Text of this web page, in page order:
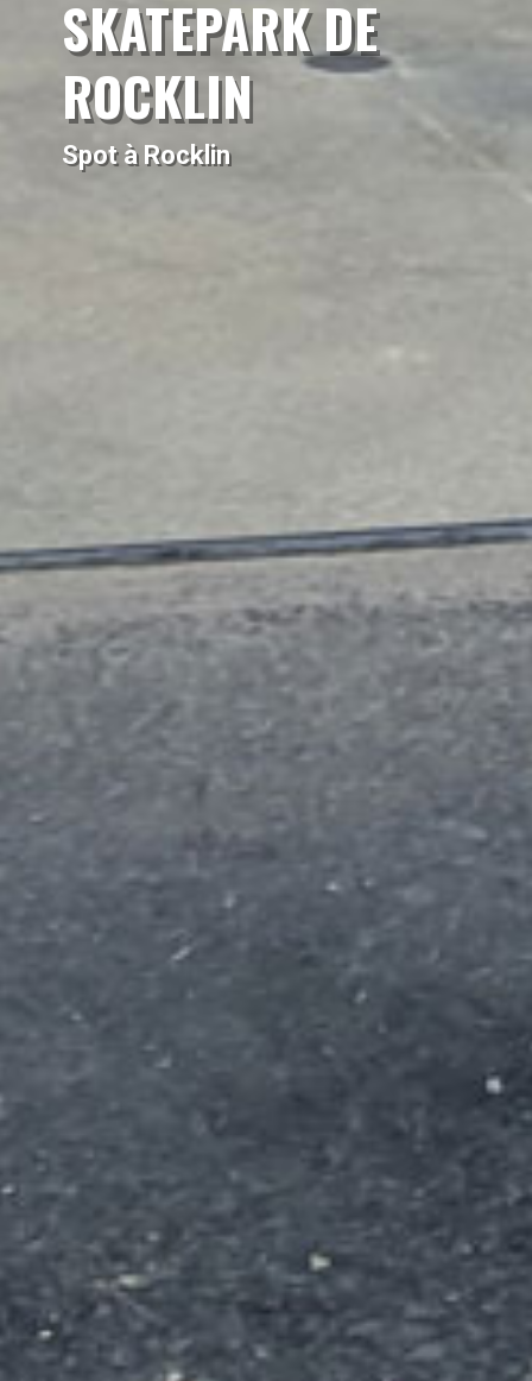
SKATEPARK DE
ROCKLIN
Spot à Rocklin